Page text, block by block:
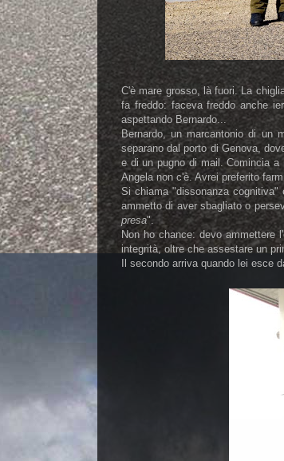
C'è mare grosso, là fuori. La
fa freddo: faceva freddo anche
aspettando Bernardo...
Bernardo, un marcantonio di un
separano dal porto di Genova,
e di un pugno di mail. Comincia
Angela non c'è. Avrei preferito
Si chiama "dissonanza
ammetto di aver sbagliato o
presa".
Non ho chance: devo ammettere
integrità, oltre che assestare un
Il secondo arriva quando lei esce